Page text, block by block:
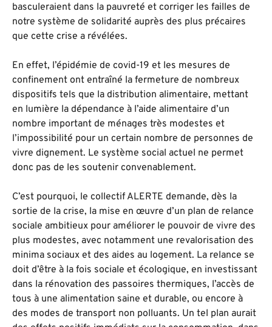
basculeraient dans la pauvreté et corriger les failles de
notre système de solidarité auprès des plus précaires
que cette crise a révélées.
En effet, l’épidémie de covid-19 et les mesures de
confinement ont entraîné la fermeture de nombreux
dispositifs tels que la distribution alimentaire, mettant
en lumière la dépendance à l’aide alimentaire d’un
nombre important de ménages très modestes et
l’impossibilité pour un certain nombre de personnes de
vivre dignement. Le système social actuel ne permet
donc pas de les soutenir convenablement.
C’est pourquoi, le collectif ALERTE demande, dès la
sortie de la crise, la mise en œuvre d’un plan de relance
sociale ambitieux pour améliorer le pouvoir de vivre des
plus modestes, avec notamment une revalorisation des
minima sociaux et des aides au logement. La relance se
doit d’être à la fois sociale et écologique, en investissant
dans la rénovation des passoires thermiques, l’accès de
tous à une alimentation saine et durable, ou encore à
des modes de transport non polluants. Un tel plan aurait